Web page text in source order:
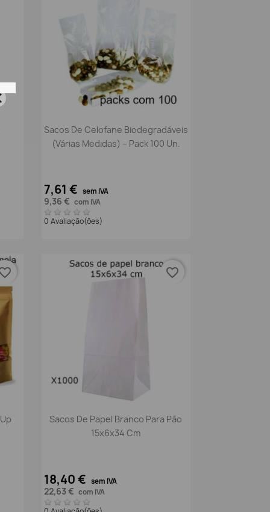
Vista rápida
Sacos De Celofane Biodegradáveis
(Várias Medidas) – Pack 100 Un.
7,61 € sem IVA
9,36 € com IVA
0 Avaliação(ões)
 Vista rápida
Sacos De Papel Branco Para Pão
15x6x34 Cm
18,40 € sem IVA
22,63 € com IVA
favorite_border